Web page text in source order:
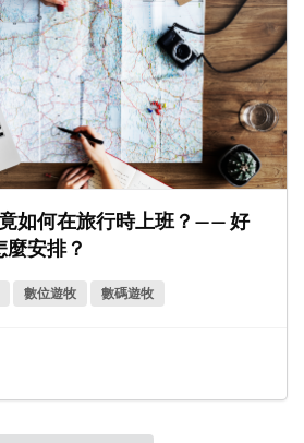
如何在旅行時上班？—— 好
安排？
數位遊牧 數碼遊牧